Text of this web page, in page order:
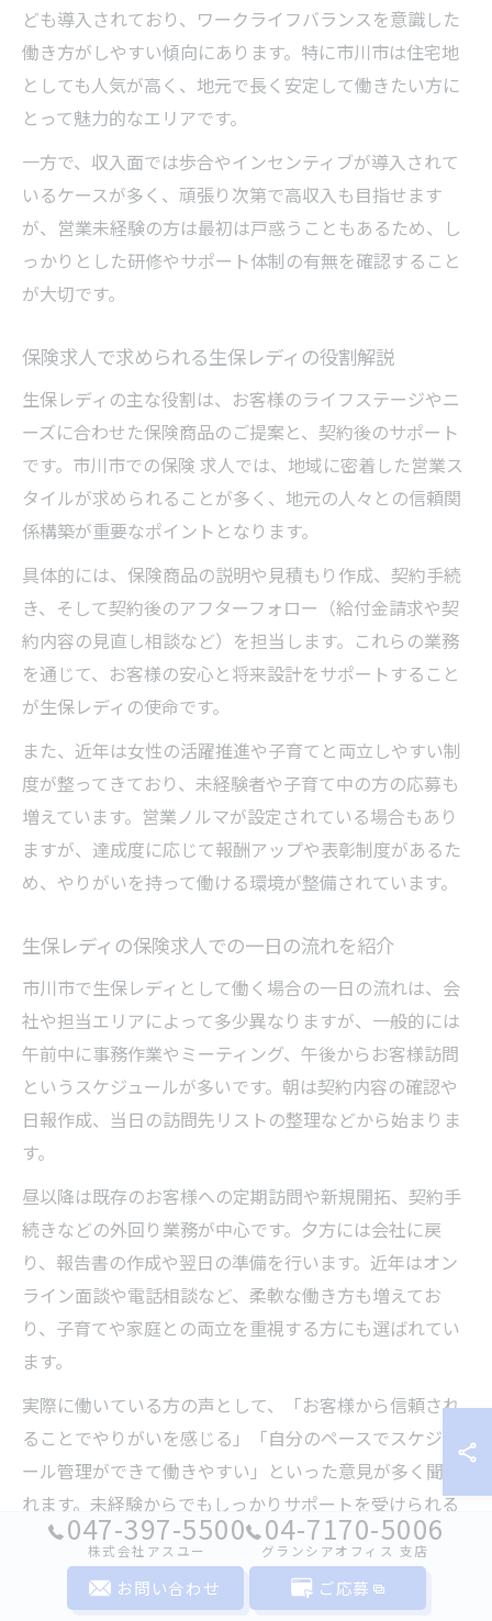
ども導入されており、ワークライフバランスを意識した
働き方がしやすい傾向にあります。特に市川市は住宅地
としても人気が高く、地元で長く安定して働きたい方に
とって魅力的なエリアです。
一方で、収入面では歩合やインセンティブが導入されて
いるケースが多く、頑張り次第で高収入も目指せます
が、営業未経験の方は最初は戸惑うこともあるため、し
っかりとした研修やサポート体制の有無を確認すること
が大切です。
保険求人で求められる生保レディの役割解説
生保レディの主な役割は、お客様のライフステージやニ
ーズに合わせた保険商品のご提案と、契約後のサポート
です。市川市での保険 求人では、地域に密着した営業ス
タイルが求められることが多く、地元の人々との信頼関
係構築が重要なポイントとなります。
具体的には、保険商品の説明や見積もり作成、契約手続
き、そして契約後のアフターフォロー（給付金請求や契
約内容の見直し相談など）を担当します。これらの業務
を通じて、お客様の安心と将来設計をサポートすること
が生保レディの使命です。
また、近年は女性の活躍推進や子育てと両立しやすい制
度が整ってきており、未経験者や子育て中の方の応募も
増えています。営業ノルマが設定されている場合もあり
ますが、達成度に応じて報酬アップや表彰制度があるた
め、やりがいを持って働ける環境が整備されています。
生保レディの保険求人での一日の流れを紹介
市川市で生保レディとして働く場合の一日の流れは、会
社や担当エリアによって多少異なりますが、一般的には
午前中に事務作業やミーティング、午後からお客様訪問
というスケジュールが多いです。朝は契約内容の確認や
日報作成、当日の訪問先リストの整理などから始まりま
す。
昼以降は既存のお客様への定期訪問や新規開拓、契約手
続きなどの外回り業務が中心です。夕方には会社に戻
り、報告書の作成や翌日の準備を行います。近年はオン
ライン面談や電話相談など、柔軟な働き方も増えてお
り、子育てや家庭との両立を重視する方にも選ばれてい
ます。
実際に働いている方の声として、「お客様から信頼され
ることでやりがいを感じる」「自分のペースでスケジュ
ール管理ができて働きやすい」といった意見が多く聞か
れます。未経験からでもしっかりサポートを受けられる
点も、安心して働き始められる理由の一つです。
保険求人で生保レディが担う主な業務内容
047-397-5500
株式会社アスユー
04-7170-5006
グランシアオフィス ⽀店
お問い合わせ ご応募